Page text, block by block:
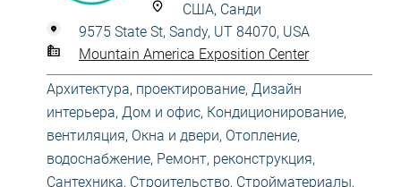
США, Санди
9575 State St, Sandy, UT 84070, USA
Mountain America Exposition Center
Архитектура, проектирование, Дизайн
интерьера, Дом и офис, Кондиционирование,
вентиляция, Окна и двери, Отопление,
водоснабжение, Ремонт, реконструкция,
Сантехника, Строительство, Стройматериалы,